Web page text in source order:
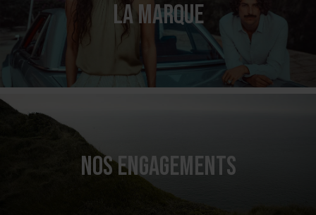
LA MARQUE
NOS ENGAGEMENTS